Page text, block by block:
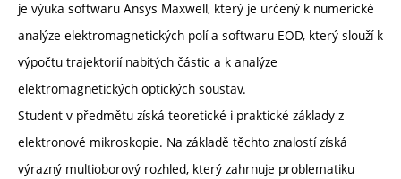
je výuka softwaru Ansys Maxwell, který je určený k numerické
analýze elektromagnetických polí a softwaru EOD, který slouží k
výpočtu trajektorií nabitých částic a k analýze
elektromagnetických optických soustav.
Student v předmětu získá teoretické i praktické základy z
elektronové mikroskopie. Na základě těchto znalostí získá
výrazný multioborový rozhled, který zahrnuje problematiku